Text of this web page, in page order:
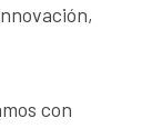
con